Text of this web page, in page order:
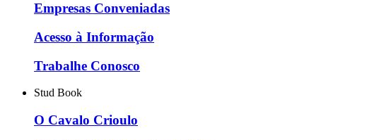
Empresas Conveniadas
Acesso à Informação
Trabalhe Conosco
Stud Book
O Cavalo Crioulo